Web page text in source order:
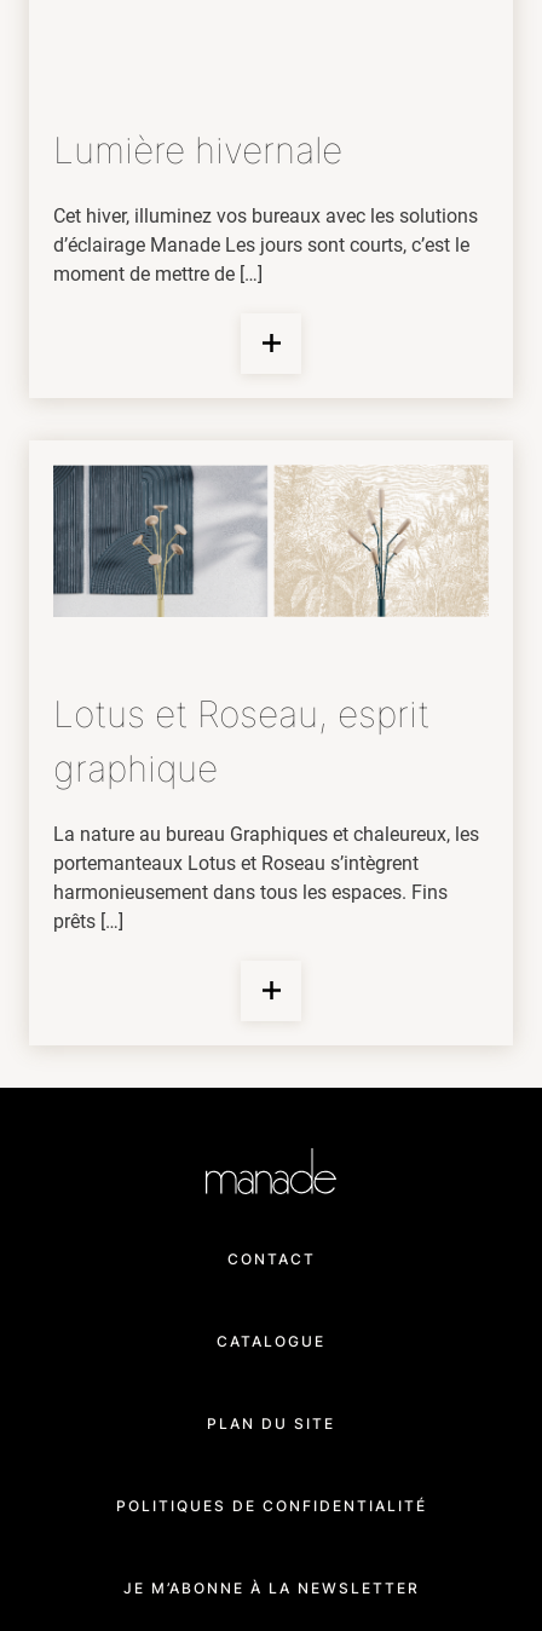
Lumière hivernale
Cet hiver, illuminez vos bureaux avec les solutions
d’éclairage Manade Les jours sont courts, c’est le
moment de mettre de […]
Lotus et Roseau, esprit
graphique
La nature au bureau Graphiques et chaleureux, les
portemanteaux Lotus et Roseau s’intègrent
harmonieusement dans tous les espaces. Fins
prêts […]
CONTACT
CATALOGUE
PLAN DU SITE
POLITIQUES DE CONFIDENTIALITÉ
JE M’ABONNE À LA NEWSLETTER